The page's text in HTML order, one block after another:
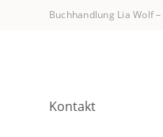
Buchhandlung Lia Wolf–
Kontakt